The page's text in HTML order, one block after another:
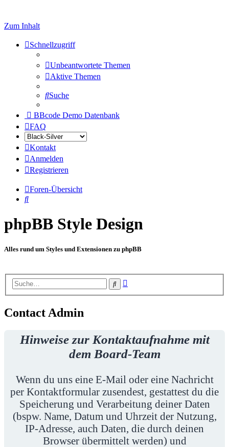
Zum Inhalt
Schnellzugriff
Unbeantwortete Themen
Aktive Themen
Suche
BBcode Demo Datenbank
FAQ
Kontakt
Anmelden
Registrieren
Foren-Übersicht
Suche
phpBB Style Design
Alles rund um Styles und Extensionen zu phpBB
Suche
Contact Admin
Hinweise zur Kontaktaufnahme mit
dem Board-Team
Wenn du uns eine E-Mail oder eine Nachricht
per Kontaktformular zusendest, gestattest du die
Speicherung und Verarbeitung deiner Daten
(bspw. Name, Datum und Uhrzeit der Nutzung,
IP-Adresse, auch Daten, die durch deinen
Browser übermittelt werden) und